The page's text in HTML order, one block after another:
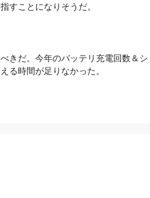
すことになりそうだ。
きだ。今年のバッテリ充電回数＆シ
る時間が足りなかった。